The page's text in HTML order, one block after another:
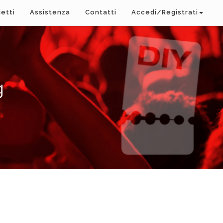
Assistenza Contatti Accedi/Registrati